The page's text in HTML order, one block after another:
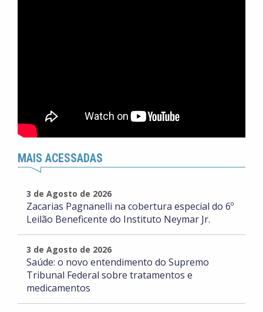
MAIS ACESSADAS
3 de Agosto de 2026
Zacarias Pagnanelli na cobertura especial do 6º
Leilão Beneficente do Instituto Neymar Jr.
3 de Agosto de 2026
Saúde: o novo entendimento do Supremo
Tribunal Federal sobre tratamentos e
medicamentos